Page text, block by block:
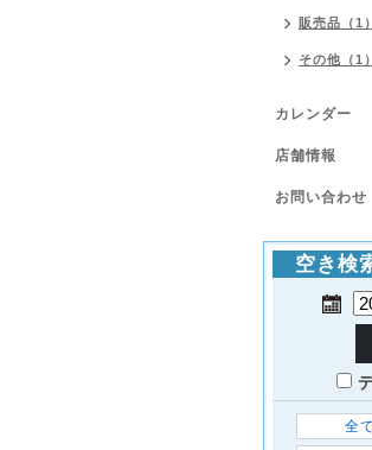
販売品（1）
その他（1）
カレンダー
店舗情報
お問い合わせ